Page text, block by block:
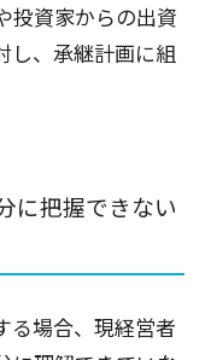
投資家からの出資
し、承継計画に組
に把握できない
る場合、現経営者